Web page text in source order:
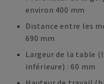
environ 400 mm
Distance entre les
690 mm
Largeur de la table
inférieure) : 60 mm